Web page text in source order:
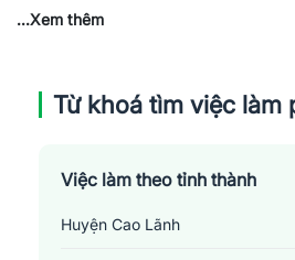
chuyên viên sale chuyên nghiệp,
Cơ hội việc làm ngành Bán
Tháp
bao gồm:
Nhân viên bán hàng
...Xem thêm
Từ khoá tìm việc làm
Việc làm theo tỉnh thành
Huyện Cao Lãnh